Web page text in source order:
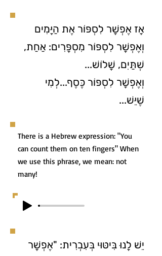
אָז אֶפְשָׁר לִסְפּוֹר אֶת הַיָּמִים
וְאֶפְשָׁר לִסְפּוֹר מִסְפָּרִים: אַחַת,
שְׁתַּיִם, שָׁלוֹשׁ...
וְאֶפְשָׁר לִסְפּוֹר כֶּסֶף...לְמִי
שֶׁיֵּשׁ...
There is a Hebrew expression: "You
can count them on ten fingers" When
we use this phrase, we mean: not
many!
יֵשׁ לָנוּ בִּיטּוּי בְּעִבְרִית: "אֶפְשָׁר